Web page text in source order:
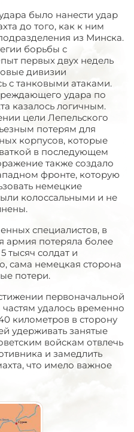
было нанести удар
до того, как к ним
из Минска.
борьбы с
первых двух недель
дивизии
с танковыми атаками.
удара по
казалось логичным.
цели Лепельского
потерям для
корпусов, которые
в последующем
также создало
фронте, которую
немецкие
колоссальными и не
специалистов, в
армия потеряла более
тысяч солдат и
сама немецкая сторона
потери.
первоначальной
удалось временно
километров в сторону
удерживать занятые
войскам отвлечь
и замедлить
что имело важное